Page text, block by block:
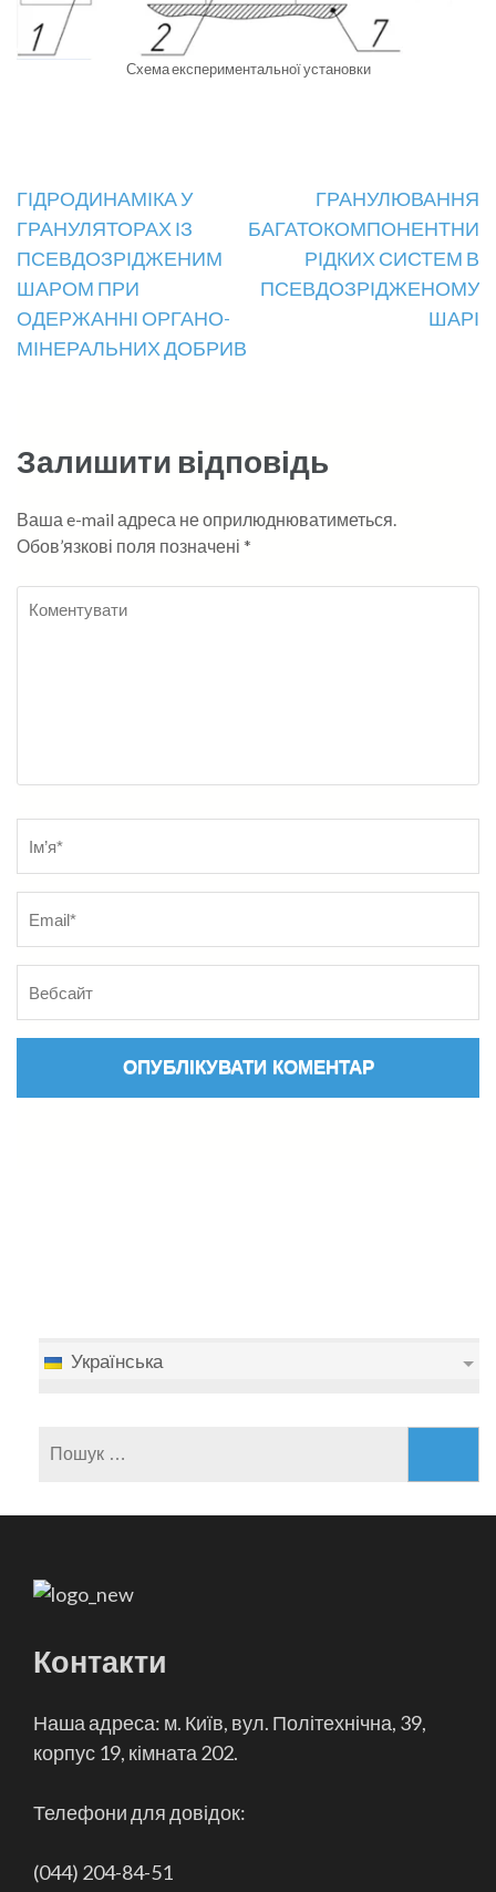
Схема експериментальної установки
Навігація
записів
ГІДРОДИНАМІКА У
ГРАНУЛЯТОРАХ ІЗ
ПСЕВДОЗРІДЖЕНИМ
ШАРОМ ПРИ
ОДЕРЖАННІ ОРГАНО-
МІНЕРАЛЬНИХ ДОБРИВ
ГРАНУЛЮВАННЯ
БАГАТОКОМПОНЕНТНИХ
РІДКИХ СИСТЕМ В
ПСЕВДОЗРІДЖЕНОМУ
ШАРІ
Залишити відповідь
Ваша e-mail адреса не оприлюднюватиметься.
Обов’язкові поля позначені *
Українська
Контакти
Наша адреса: м. Київ, вул. Політехнічна, 39,
корпус 19, кімната 202.
Телефони для довідок:
(044) 204-84-51